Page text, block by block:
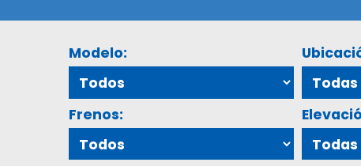
Modelo:
Frenos: